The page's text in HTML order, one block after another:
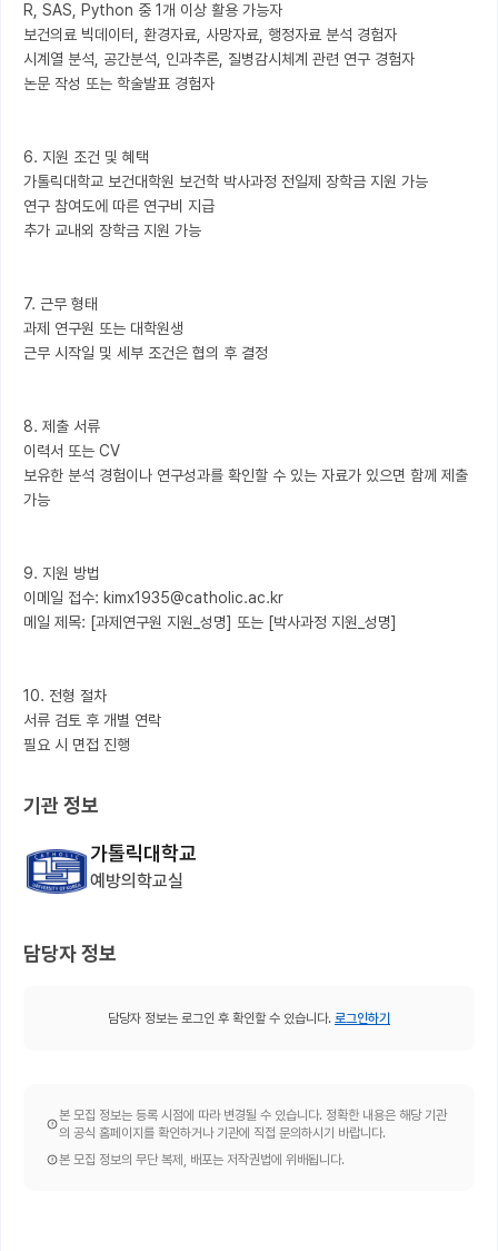
R, SAS, Python 중 1개 이상 활용 가능자
보건의료 빅데이터, 환경자료, 사망자료, 행정자료 분석 경험자
시계열 분석, 공간분석, 인과추론, 질병감시체계 관련 연구 경험자
논문 작성 또는 학술발표 경험자
6. 지원 조건 및 혜택
가톨릭대학교 보건대학원 보건학 박사과정 전일제 장학금 지원 가능
연구 참여도에 따른 연구비 지급
추가 교내외 장학금 지원 가능
7. 근무 형태
과제 연구원 또는 대학원생
근무 시작일 및 세부 조건은 협의 후 결정
8. 제출 서류
이력서 또는 CV
보유한 분석 경험이나 연구성과를 확인할 수 있는 자료가 있으면 함께 제출
가능
9. 지원 방법
이메일 접수: kimx1935@catholic.ac.kr
메일 제목: [과제연구원 지원_성명] 또는 [박사과정 지원_성명]
10. 전형 절차
서류 검토 후 개별 연락
기관 정보
가톨릭대학교
예방의학교실
담당자 정보
담당자 정보는 로그인 후 확인할 수 있습니다. 로그인하기
본 모집 정보는 등록 시점에 따라 변경될 수 있습니다. 정확한 내용은 해당 기관
의 공식 홈페이지를 확인하거나 기관에 직접 문의하시기 바랍니다.
본 모집 정보의 무단 복제, 배포는 저작권법에 위배됩니다.